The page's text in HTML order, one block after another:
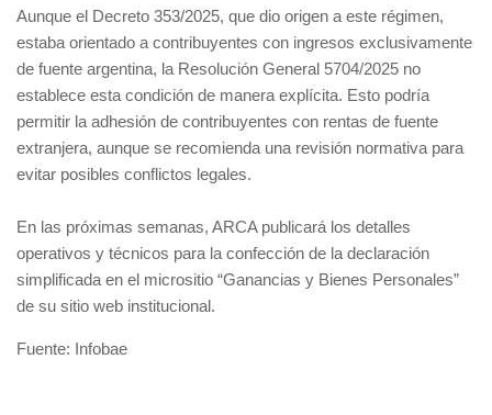
Aunque el Decreto 353/2025, que dio origen a este régimen,
estaba orientado a contribuyentes con ingresos exclusivamente
de fuente argentina, la Resolución General 5704/2025 no
establece esta condición de manera explícita. Esto podría
permitir la adhesión de contribuyentes con rentas de fuente
extranjera, aunque se recomienda una revisión normativa para
evitar posibles conflictos legales.
En las próximas semanas, ARCA publicará los detalles
operativos y técnicos para la confección de la declaración
simplificada en el micrositio “Ganancias y Bienes Personales”
de su sitio web institucional.
Fuente: Infobae